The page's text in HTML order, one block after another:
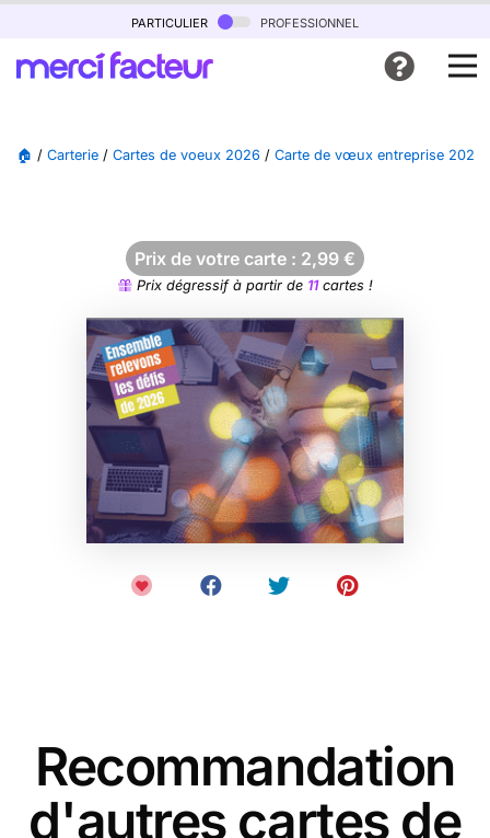
particulier professionnel
🏠 / Carterie / Cartes de voeux 2026 / Carte de vœux entreprise 2026
Prix de votre carte : 2,99 €
Prix dégressif à partir de 11cartes !
Recommandation
d'autres cartes de